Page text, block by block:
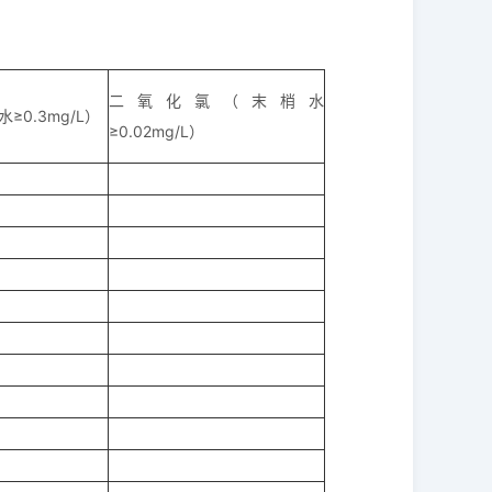
≥0.3mg/L）
二氧化氯（末梢水
≥0.02mg/L）